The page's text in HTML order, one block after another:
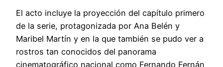
El acto incluye la proyección del capítulo primero
de la serie, protagonizada por Ana Belén y
Maribel Martín y en la que también se pudo ver a
rostros tan conocidos del panorama
cinematográfico nacional como Fernando Fernán